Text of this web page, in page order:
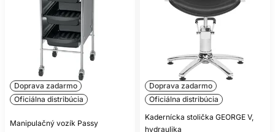
Doprava zadarmo
Oficiálna distribúcia
Manipulačný vozík Passy
Doprava zadarmo
Oficiálna distribúcia
Kadernícka stolička GEORGE V,
hydraulika